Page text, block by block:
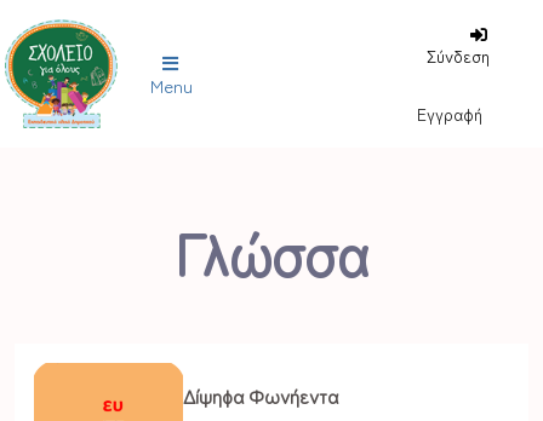
Menu
Σύνδεση
Εγγραφή
Γλώσσα
Δίψηφα Φωνήεντα